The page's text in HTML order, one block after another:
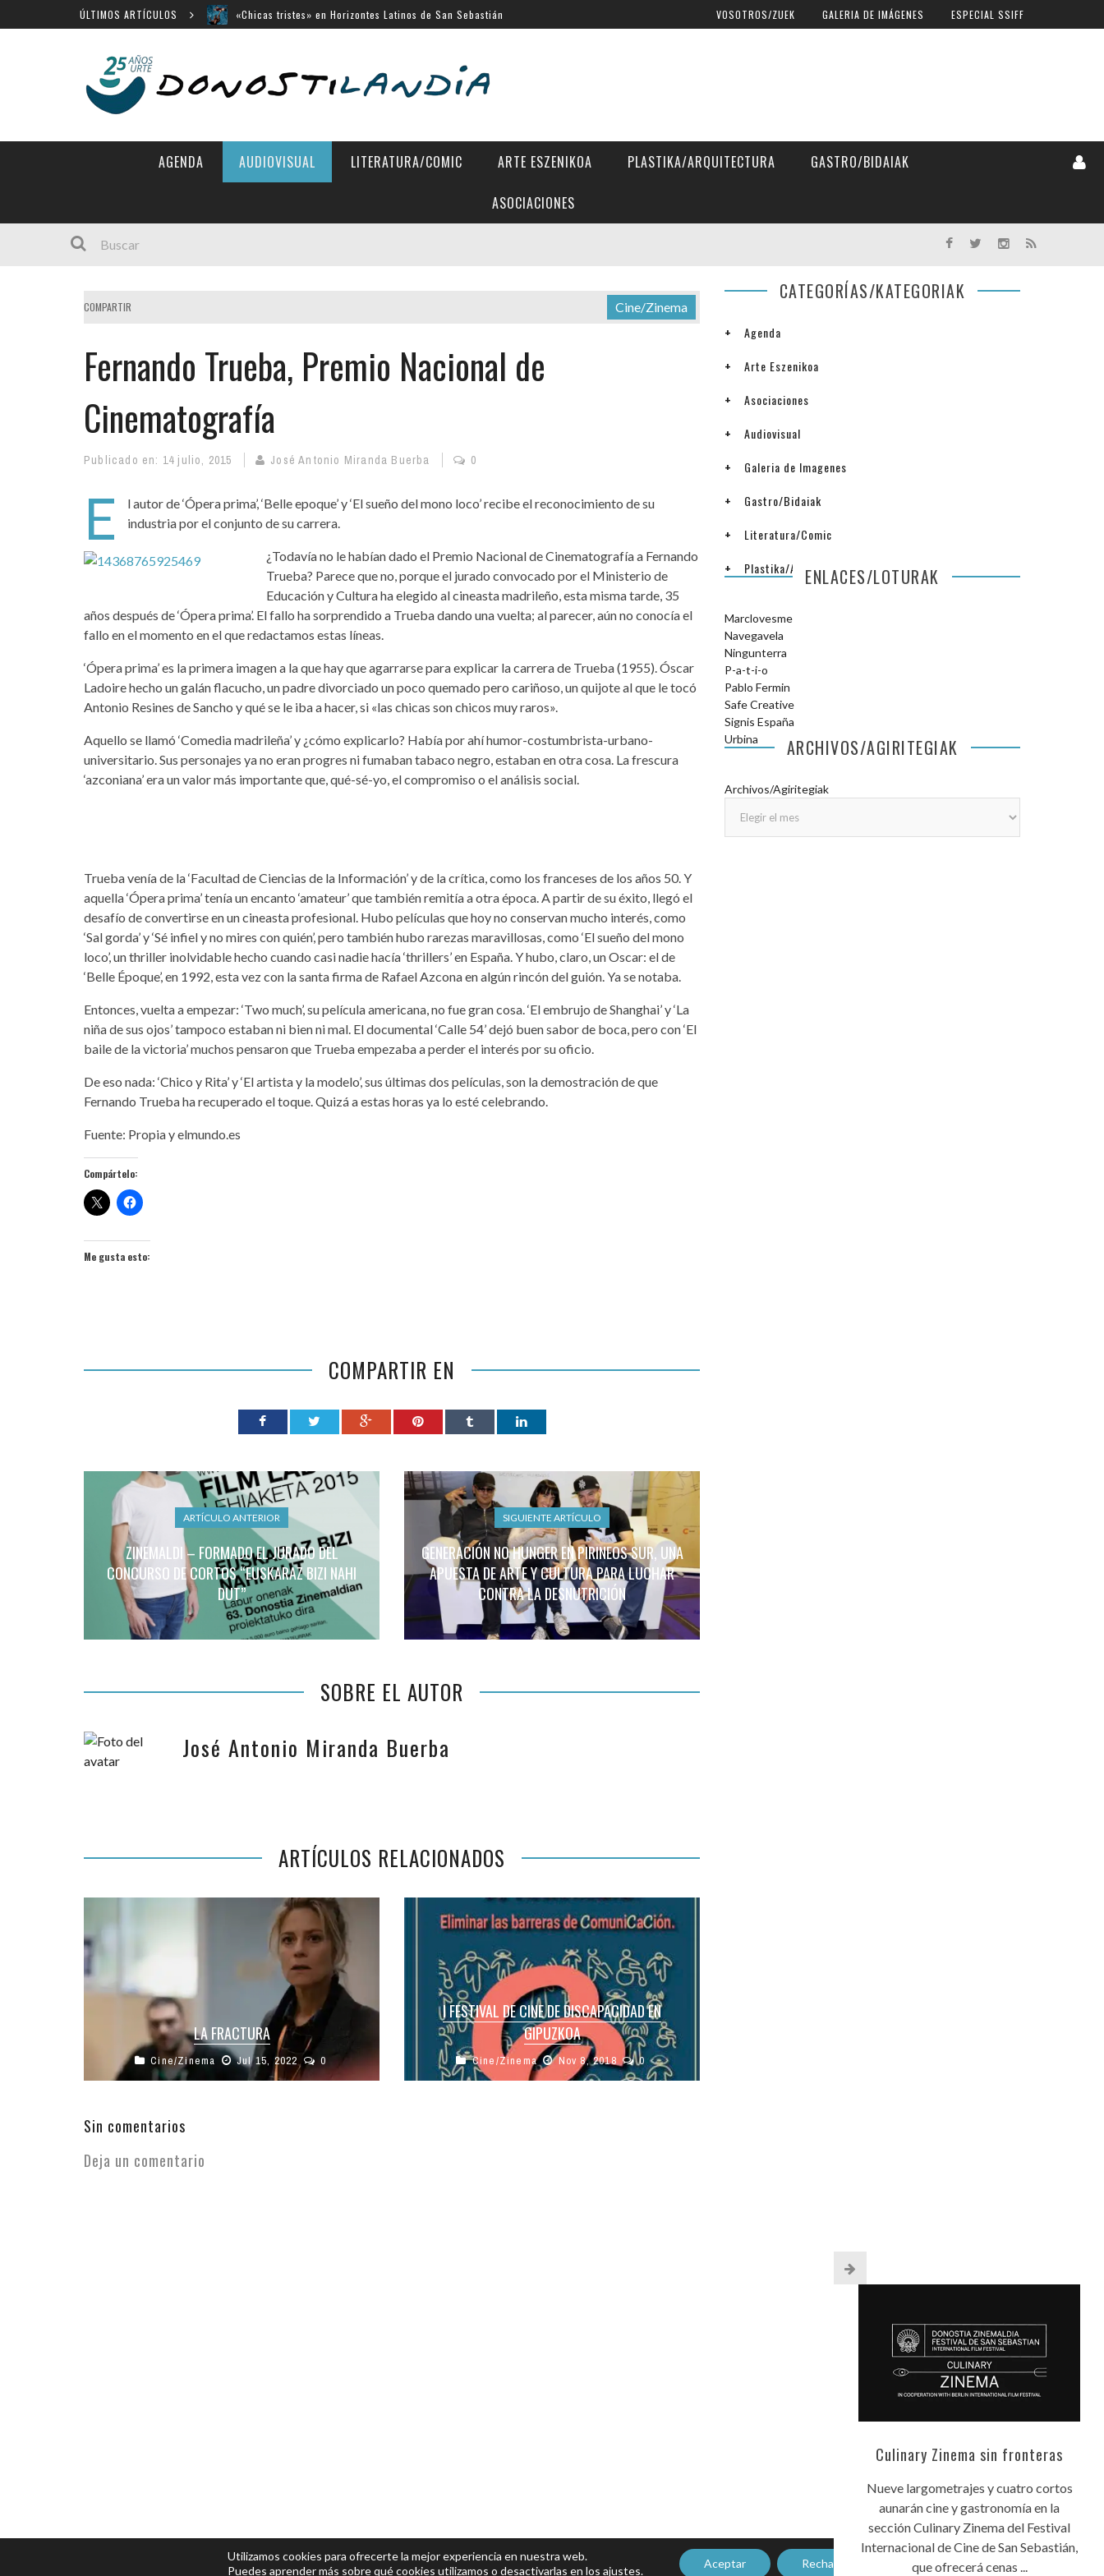
ÚLTIMOS ARTÍCULOS
«Búnker», en Sección Oficial de Venecia
14 largometrajes para «New Directors»
VOSOTROS/ZUEK GALERIA DE IMÁGENES ESPECIAL SSIFF
AGENDA AUDIOVISUAL LITERATURA/COMIC ARTE ESZENIKOA PLASTIKA/ARQUITECTURA GASTRO/BIDAIAK
ASOCIACIONES
COMPARTIR Cine/Zinema
Fernando Trueba, Premio Nacional de
Cinematografía
Publicado en: 14 julio, 2015 José Antonio Miranda Buerba 0
E
l autor de ‘Ópera prima’, ‘Belle epoque’ y ‘El sueño del mono loco’ recibe el reconocimiento de su
industria por el conjunto de su carrera.
¿Todavía no le habían dado el Premio Nacional de Cinematografía a Fernando
Trueba? Parece que no, porque el jurado convocado por el Ministerio de
Educación y Cultura ha elegido al cineasta madrileño, esta misma tarde, 35
años después de ‘Ópera prima’. El fallo ha sorprendido a Trueba dando una vuelta; al parecer, aún no conocía el
fallo en el momento en el que redactamos estas líneas.
‘Ópera prima’ es la primera imagen a la que hay que agarrarse para explicar la carrera de Trueba (1955). Óscar
Ladoire hecho un galán flacucho, un padre divorciado un poco quemado pero cariñoso, un quijote al que le tocó
Antonio Resines de Sancho y qué se le iba a hacer, si «las chicas son chicos muy raros».
Aquello se llamó ‘Comedia madrileña’ y ¿cómo explicarlo? Había por ahí humor-costumbrista-urbano-
universitario. Sus personajes ya no eran progres ni fumaban tabaco negro, estaban en otra cosa. La frescura
‘azconiana’ era un valor más importante que, qué-sé-yo, el compromiso o el análisis social.
Trueba venía de la ‘Facultad de Ciencias de la Información’ y de la crítica, como los franceses de los años 50. Y
aquella ‘Ópera prima’ tenía un encanto ‘amateur’ que también remitía a otra época. A partir de su éxito, llegó el
desafío de convertirse en un cineasta profesional. Hubo películas que hoy no conservan mucho interés, como
‘Sal gorda’ y ‘Sé infiel y no mires con quién’, pero también hubo rarezas maravillosas, como ‘El sueño del mono
loco’, un thriller inolvidable hecho cuando casi nadie hacía ‘thrillers’ en España. Y hubo, claro, un Oscar: el de
‘Belle Époque’, en 1992, esta vez con la santa firma de Rafael Azcona en algún rincón del guión. Ya se notaba.
Entonces, vuelta a empezar: ‘Two much’, su película americana, no fue gran cosa. ‘El embrujo de Shanghai’ y ‘La
niña de sus ojos’ tampoco estaban ni bien ni mal. El documental ‘Calle 54’ dejó buen sabor de boca, pero con ‘El
baile de la victoria’ muchos pensaron que Trueba empezaba a perder el interés por su oficio.
De eso nada: ‘Chico y Rita’ y ‘El artista y la modelo’, sus últimas dos películas, son la demostración de que
Fernando Trueba ha recuperado el toque. Quizá a estas horas ya lo esté celebrando.
Fuente: Propia y elmundo.es
Compártelo:
Me gusta esto:
COMPARTIR EN
ARTÍCULO ANTERIOR
ZINEMALDI – FORMADO EL JURADO DEL
CONCURSO DE CORTOS “EUSKARAZ BIZI NAHI
DUT”
SIGUIENTE ARTÍCULO
GENERACIÓN NO HUNGER EN PIRINEOS SUR, UNA
APUESTA DE ARTE Y CULTURA PARA LUCHAR
CONTRA LA DESNUTRICIÓN
SOBRE EL AUTOR
José Antonio Miranda Buerba
ARTÍCULOS RELACIONADOS
LA FRACTURA
Mezcla de géneros, arranca en un principio con
tintes de comedia para devenir en cine social.
Cine/Zinema Jul 15, 2022 0
I FESTIVAL DE CINE DE DISCAPACIDAD EN
GIPUZKOA
La primera edición del Festival de Cine de
Discapacidad en Gipuzkoa arranca hoy mismo
Cine/Zinema Nov 8, 2018 0
Sin comentarios
Deja un comentario
CATEGORÍAS/KATEGORIAK
Agenda
Arte Eszenikoa
Asociaciones
Audiovisual
Galeria de Imagenes
Gastro/Bidaiak
Literatura/Comic
Plastika/ArquitecturaENLACES/LOTURAK
Marclovesme
Navegavela
Ningunterra
P-a-t-i-o
Pablo Fermin
Safe Creative
Signis España
Urbina
ARCHIVOS/AGIRITEGIAK
Archivos/Agiritegiak
Culinary Zinema sin fronteras
Nueve largometrajes y cuatro cortos
aunarán cine y gastronomía en la
sección Culinary Zinema del Festival
Internacional de Cine de San Sebastián,
que ofrecerá cenas ...
Utilizamos cookies para ofrecerte la mejor experiencia en nuestra web.
Puedes aprender más sobre qué cookies utilizamos o desactivarlas en los ajustes.
Aceptar Rechazar